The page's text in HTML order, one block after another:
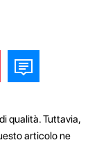
qualità. Tuttavia,
articolo ne